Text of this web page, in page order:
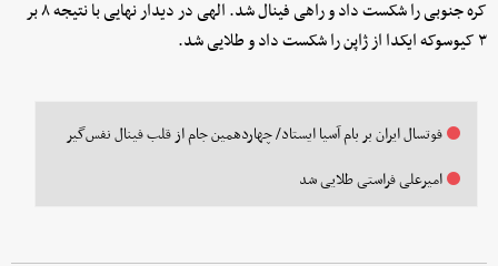
کره جنوبی را شکست داد و راهی فینال شد. الهی در دیدار نهایی با نتیجه ۸ بر
۳ کیوسوکه ایکدا از ژاپن را شکست داد و طلایی شد.
فوتسال ایران بر بام آسیا ایستاد/ چهاردهمین جام از قلب فینال نفس‌گیر
امیرعلی فراستی طلایی شد